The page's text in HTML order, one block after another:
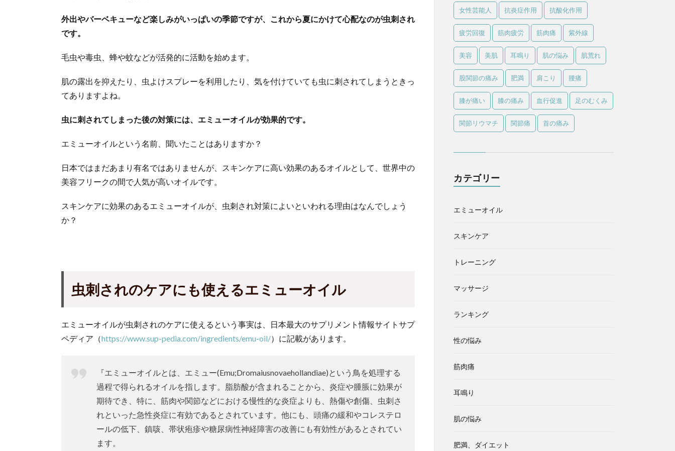
外出やバーベキューなど楽しみがいっぱいの季節ですが、これから夏にかけて心配なのが虫刺され
です。
毛虫や毒虫、蜂や蚊などが活発的に活動を始めます。
肌の露出を抑えたり、虫よけスプレーを利用したり、気を付けていても虫に刺されてしまうときっ
てありますよね。
虫に刺されてしまった後の対策には、エミューオイルが効果的です。
エミューオイルという名前、聞いたことはありますか？
日本ではまだあまり有名ではありませんが、スキンケアに高い効果のあるオイルとして、世界中の
美容フリークの間で人気が高いオイルです。
スキンケアに効果のあるエミューオイルが、虫刺され対策によいといわれる理由はなんでしょう
か？
虫刺されのケアにも使えるエミューオイル
エミューオイルが虫刺されのケアに使えるという事実は、日本最大のサプリメント情報サイトサプ
ペディア（https://www.sup-pedia.com/ingredients/emu-oil/）に記載があります。
『エミューオイルとは、エミュー(Emu;Dromaiusnovaehollandiae)という鳥を処理する
過程で得られるオイルを指します。脂肪酸が含まれることから、炎症や腫脹に効果が
期待でき、特に、筋肉や関節などにおける慢性的な炎症よりも、熱傷や創傷、虫刺さ
れといった急性炎症に有効であるとされています。他にも、頭痛の緩和やコレステロ
ールの低下、鎮咳、帯状疱疹や糖尿病性神経障害の改善にも有効性があるとされてい
ます。
女性芸能人 抗炎症作用 抗酸化作用
疲労回復 筋肉疲労 筋肉痛 紫外線
美容 美肌 耳鳴り 肌の悩み 肌荒れ
股関節の痛み 肥満 肩こり 腰痛
膝が痛い 膝の痛み 血行促進 足のむくみ
関節リウマチ 関節痛 首の痛み
カテゴリー
エミューオイル
スキンケア
トレーニング
マッサージ
ランキング
性の悩み
筋肉痛
耳鳴り
肌の悩み
肥満、ダイエット